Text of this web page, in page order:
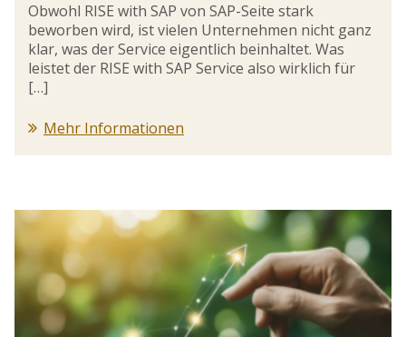
Obwohl RISE with SAP von SAP-Seite stark
beworben wird, ist vielen Unternehmen nicht ganz
klar, was der Service eigentlich beinhaltet. Was
leistet der RISE with SAP Service also wirklich für
[…]
Mehr Informationen